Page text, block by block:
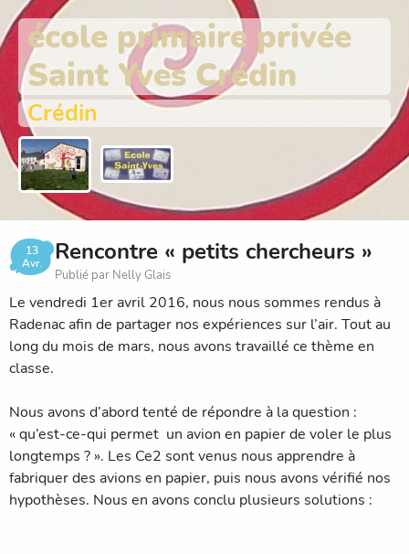
école primaire privée
Saint Yves Crédin
Crédin
13
Avr.
Rencontre « petits chercheurs »
Publié par Nelly Glais
Le vendredi 1er avril 2016, nous nous sommes rendus à
Radenac afin de partager nos expériences sur l’air. Tout au
long du mois de mars, nous avons travaillé ce thème en
classe.
Nous avons d’abord tenté de répondre à la question :
« qu’est-ce-qui permet un avion en papier de voler le plus
longtemps ? ». Les Ce2 sont venus nous apprendre à
fabriquer des avions en papier, puis nous avons vérifié nos
hypothèses. Nous en avons conclu plusieurs solutions :